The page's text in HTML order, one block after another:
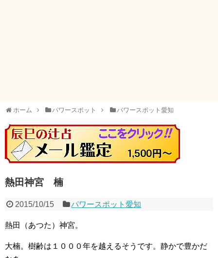
ホーム パワースポット パワースポット愛知
熱田神宮 楠
2015/10/15 パワースポット愛知
熱田（あつた）神宮。
大楠。樹齢は１０００年を越えるそうです。静かで豊かだ